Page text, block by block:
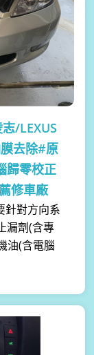
志/LEXUS
去除#原
歸零校正
修車廠
針對方向系
漏劑(含專
油(含電腦